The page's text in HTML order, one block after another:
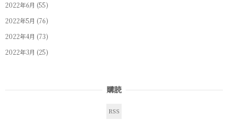
2022年6月 (55)
2022年5月 (76)
2022年4月 (73)
2022年3月 (25)
購読
RSS